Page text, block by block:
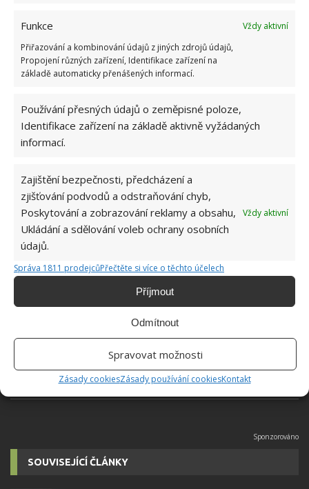
Funkce
Vždy aktivní
Přiřazování a kombinování údajů z jiných zdrojů údajů,
Propojení různých zařízení, Identifikace zařízení na
základě automaticky přenášených informací.
Používání přesných údajů o zeměpisné poloze,
Identifikace zařízení na základě aktivně vyžádaných
informací.
Zajištění bezpečnosti, předcházení a
zjišťování podvodů a odstraňování chyb,
Poskytování a zobrazování reklamy a obsahu,
Ukládání a sdělování voleb ochrany osobních
údajů.
Vždy aktivní
Správa 1811 prodejcůPřečtěte si více o těchto účelech
Příjmout
Odmítnout
Spravovat možnosti
Zásady cookiesZásady používání cookiesKontakt
OHEŇ ZÁPALKA
Jiří Kolář
Absolvent České zemědělské
univerzity, který je již od malička
velkým kutilem. V podstatě vše, co je
možné najít v j...[Více o autorovi]
SOUVISEJÍCÍ ČLÁNKY